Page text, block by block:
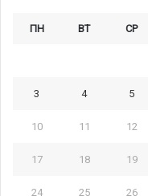
ПН ВТ СР
3 4 5
10 11 12
17 18 19
24 25 26